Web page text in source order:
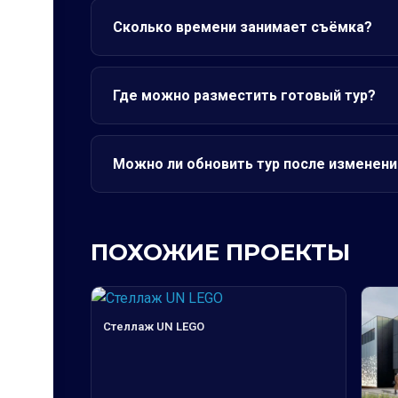
Сколько времени занимает съёмка?
Где можно разместить готовый тур?
Можно ли обновить тур после
ПОХОЖИЕ ПРОЕКТЫ
Стеллаж UN LEGO